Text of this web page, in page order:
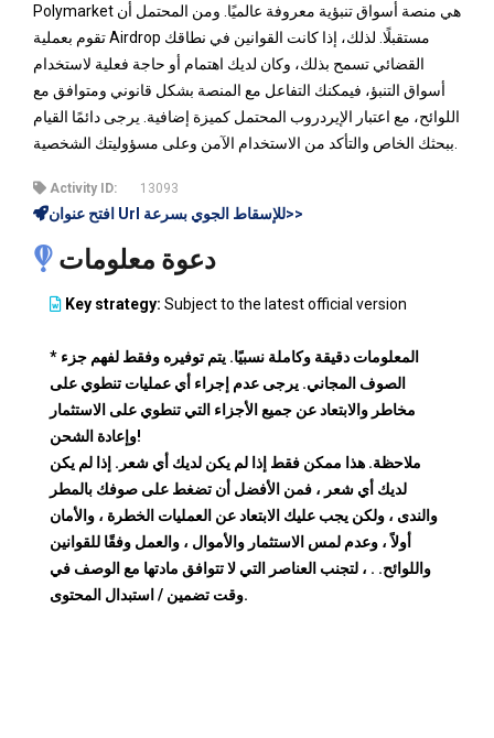
Polymarket هي منصة أسواق تنبؤية معروفة عالميًا. ومن المحتمل أن
تقوم بعملية Airdrop مستقبلًا. لذلك، إذا كانت القوانين في نطاقك
القضائي تسمح بذلك، وكان لديك اهتمام أو حاجة فعلية لاستخدام
أسواق التنبؤ، فيمكنك التفاعل مع المنصة بشكل قانوني ومتوافق مع
اللوائح، مع اعتبار الإيردروب المحتمل كميزة إضافية. يرجى دائمًا القيام
Activity ID: 13093
افتح عنوان Url للإسقاط الجوي بسرعة>>
دعوة معلومات
Key strategy: Subject to the latest official version
* المعلومات دقيقة وكاملة نسبيًا. يتم توفيره وفقط لفهم جزء
الصوف المجاني. يرجى عدم إجراء أي عمليات تنطوي على
مخاطر والابتعاد عن جميع الأجزاء التي تنطوي على الاستثمار
وإعادة الشحن!
ملاحظة. هذا ممكن فقط إذا لم يكن لديك أي شعر. إذا لم يكن
لديك أي شعر ، فمن الأفضل أن تضغط على صوفك بالمطر
والندى ، ولكن يجب عليك الابتعاد عن العمليات الخطرة ، والأمان
أولاً ، وعدم لمس الاستثمار والأموال ، والعمل وفقًا للقوانين
واللوائح. . ، لتجنب العناصر التي لا تتوافق مادتها مع الوصف في
وقت تضمين / استبدال المحتوى.